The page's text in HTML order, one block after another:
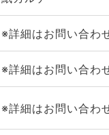
※詳細はお問い合わ
※詳細はお問い合わ
※詳細はお問い合わ